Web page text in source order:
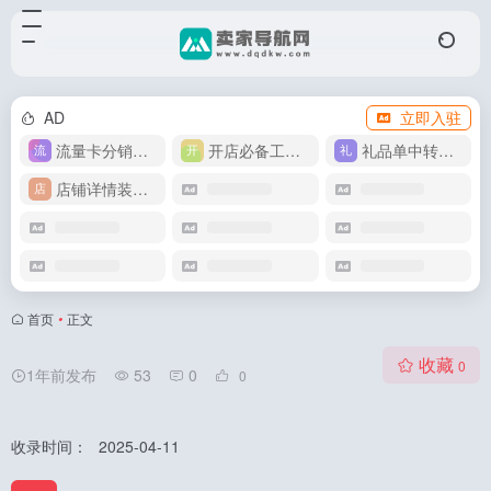
AD
立即入驻
流量卡分销代理
开店必备工具箱
礼品单中转同步单
店铺详情装修模版
首页 • 正文
1年前发布 53 0 0 收藏 0
收录时间： 2025-04-11